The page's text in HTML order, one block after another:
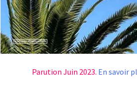
Parution Juin 2023. En savoir